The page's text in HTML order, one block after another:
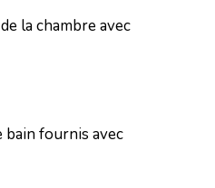
la chambre avec
fournis avec